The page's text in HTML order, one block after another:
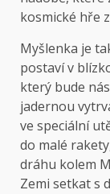
kosmické hře
Myšlenka je
postaví v
který bude
jadernou
ve speciální
do malé
dráhu kolem
Zemi setkat s